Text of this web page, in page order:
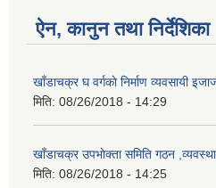
ऐन, कानुन तथा निर्देशिका
खाँडाचक्र घ वर्गकाे निर्माण व्यवसायी
मिति: 08/26/2018 - 14:29
खाँडाचक्र उपभाेक्ता समिति गठन
मिति: 08/26/2018 - 14:25